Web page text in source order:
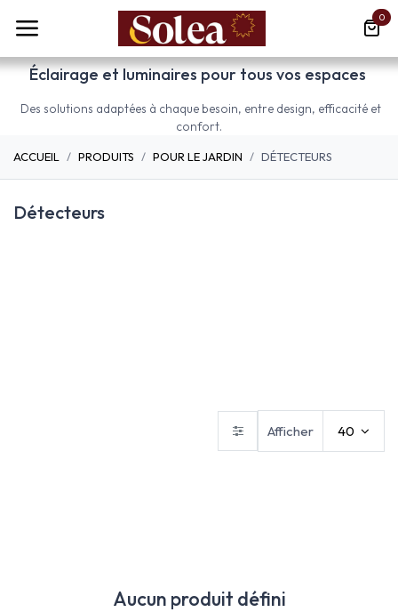
Se rendre au contenu
0
Éclairage et luminaires pour tous vos espaces
Des solutions adaptées à chaque besoin, entre design, efficacité et
confort.
ACCUEIL PRODUITS POUR LE JARDIN DÉTECTEURS
Détecteurs
Afficher 40
Aucun produit défini